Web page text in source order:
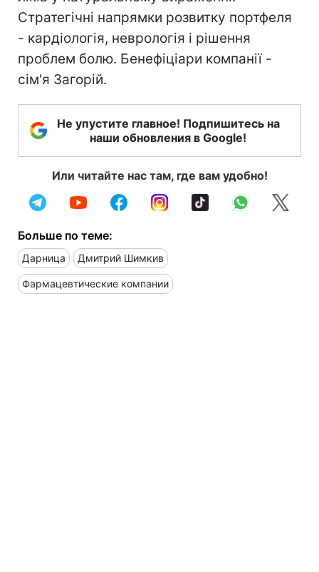
Стратегічні напрямки розвитку портфеля
- кардіологія, неврологія і рішення
проблем болю. Бенефіціари компанії -
сім'я Загорій.
Не упустите главное! Подпишитесь на
наши обновления в Google!
Или читайте нас там, где вам удобно!
Больше по теме:
Дарница Дмитрий Шимкив
Фармацевтические компании